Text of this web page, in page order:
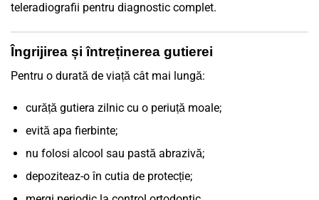
teleradiografii pentru diagnostic complet.
Îngrijirea și întreținerea gutierei
Pentru o durată de viață cât mai lungă:
curăță gutiera zilnic cu o periuță moale;
evită apa fierbinte;
nu folosi alcool sau pastă abrazivă;
depoziteaz-o în cutia de protecție;